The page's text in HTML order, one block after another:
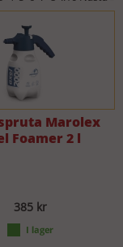
Marolex
Foamer 2 l
385 kr